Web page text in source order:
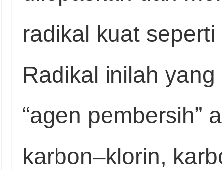
radikal kuat seperti
Radikal inilah
“agen pembersih”
karbon–klorin,